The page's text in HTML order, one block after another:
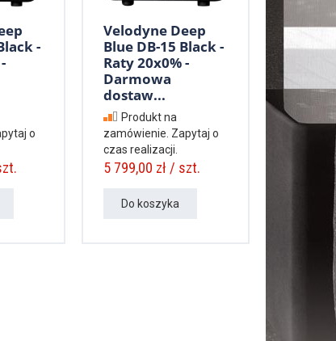
-
o
Velodyne Deep
Blue DB-15 Black -
Raty 20x0% -
Darmowa
dostaw...
Produkt na
zamówienie. Zapytaj o
czas realizacji.
5 799,00 zł / szt.
Do koszyka